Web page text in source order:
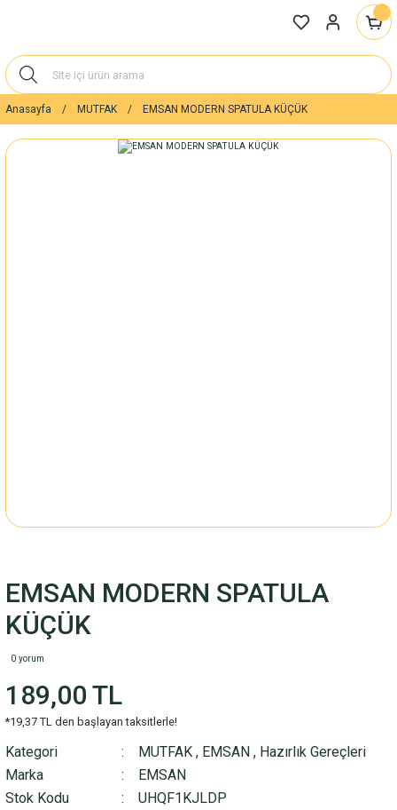
Anasayfa MUTFAK EMSAN MODERN SPATULA KÜÇÜK
EMSAN MODERN SPATULA
KÜÇÜK
0 yorum
189,00 TL
*19,37 TL den başlayan taksitlerle!
Kategori MUTFAK , EMSAN , Hazırlık Gereçleri
Marka
EMSAN
Stok Kodu
UHQF1KJLDP